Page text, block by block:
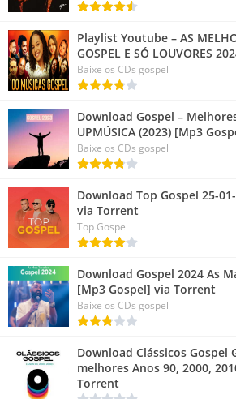
Playlist Youtube – AS
GOSPEL E SÓ LOUVORES
Baixe os CDs gospel
Download Gospel –
UPMÚSICA (2023) [Mp3
Baixe os CDs gospel
Download Top Gospel 25-
via Torrent
Top Gospel
Download Gospel 2024 As
[Mp3 Gospel] via Torrent
Baixe os CDs gospel
Download Clássicos Gospel
melhores Anos 90, 2000,
Torrent